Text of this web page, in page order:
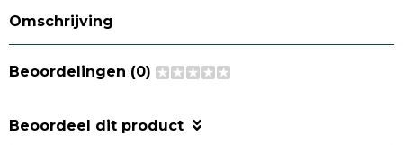
Omschrijving
Beoordelingen (0)
Beoordeel dit product